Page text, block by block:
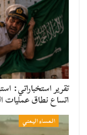
تقرير استخباراتي:
اتساع نطاق عمليات
المساء اليمني